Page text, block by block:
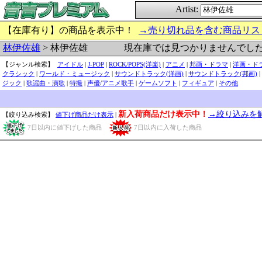
Artist:
【在庫有り】の商品を表示中！
→売り切れ品を含む商品リ
林伊佐雄 > 林伊佐雄 現在庫では見つかりませんでし
【ジャンル検索】 アイドル | J-POP | ROCK/POPS(洋楽) | アニメ | 邦画・ドラマ | 洋画・ド
クラシック | ワールド・ミュージック | サウンドトラック(洋画) | サウンドトラック(邦画) |
ジック | 歌謡曲・演歌 | 特撮 | 声優/アニメ歌手 | ゲームソフト | フィギュア | その他
【絞り込み検索】 値下げ商品だけ表示 | 新入荷商品だけ表示中！ →絞り込みを
7日以内に値下げした商品 7日以内に入荷した商品